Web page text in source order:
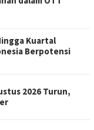
Kuartal
Berpotensi
2026 Turun,